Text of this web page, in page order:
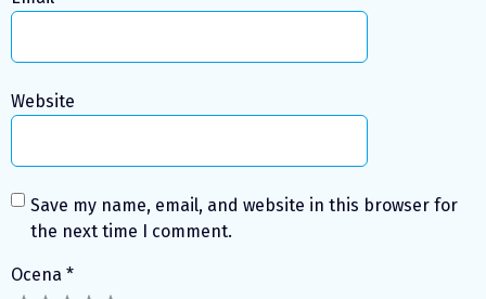
Website
Save my name, email, and website in this browser for
the next time I comment.
Ocena *